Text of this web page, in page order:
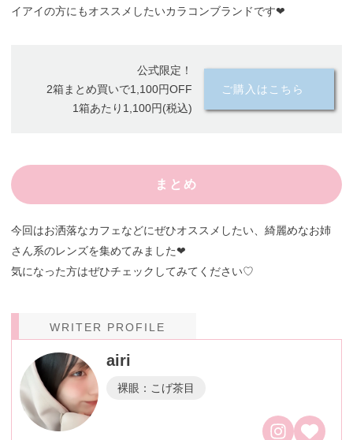
イアイの方にもオススメしたいカラコンブランドです❤︎
公式限定！
2箱まとめ買いで1,100円OFF
1箱あたり1,100円(税込)
ご購入はこちら
まとめ
今回はお洒落なカフェなどにぜひオススメしたい、綺麗めなお姉
さん系のレンズを集めてみました❤︎
気になった方はぜひチェックしてみてください♡
WRITER PROFILE
airi
裸眼：こげ茶目